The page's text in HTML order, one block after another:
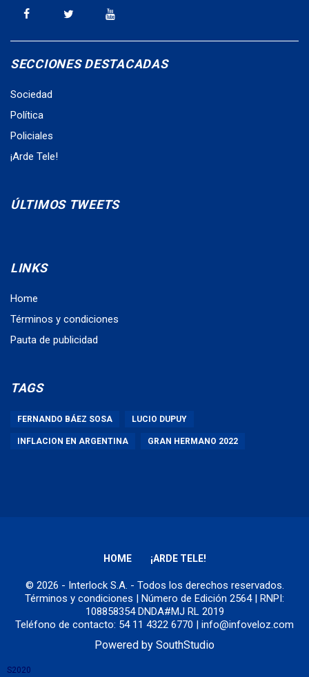
SECCIONES DESTACADAS
Sociedad
Política
Policiales
¡Arde Tele!
ÚLTIMOS TWEETS
LINKS
Home
Términos y condiciones
Pauta de publicidad
TAGS
FERNANDO BÁEZ SOSA LUCIO DUPUY
INFLACION EN ARGENTINA GRAN HERMANO 2022
HOME ¡ARDE TELE!
© 2026 - Interlock S.A. - Todos los derechos reservados.
Términos y condiciones | Número de Edición 2564 | RNPI:
108858354 DNDA#MJ RL 2019
Teléfono de contacto: 54 11 4322 6770 | info@infoveloz.com
Powered by SouthStudio
S2020